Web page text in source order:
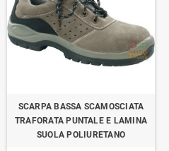
SCARPA BASSA SCAMOSCIATA
TRAFORATA PUNTALE E LAMINA
SUOLA POLIURETANO